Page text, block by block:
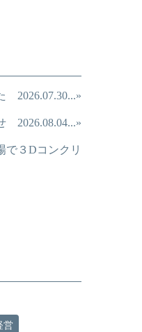
2026.07.30...»
2026.08.04...»
で３Dコンクリ
営